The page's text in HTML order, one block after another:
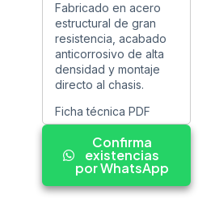
Fabricado en acero
estructural de gran
resistencia, acabado
anticorrosivo de alta
densidad y montaje
directo al chasis.
Ficha técnica PDF
Confirma
existencias
por WhatsApp